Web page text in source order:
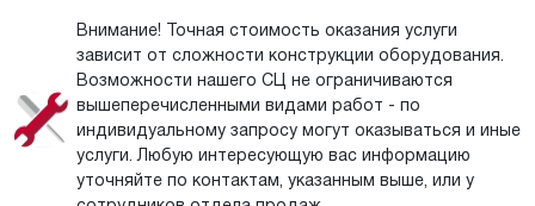
Внимание! Точная стоимость оказания услуги
зависит от сложности конструкции оборудования.
Возможности нашего СЦ не ограничиваются
вышеперечисленными видами работ - по
индивидуальному запросу могут оказываться и иные
услуги. Любую интересующую вас информацию
уточняйте по контактам, указанным выше, или у